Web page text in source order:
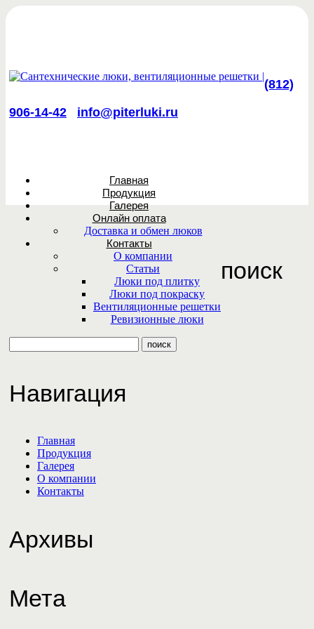
(812)
906-14-42
info@piterluki.ru
Главная
Продукция
Галерея
Онлайн оплата
Доставка и обмен люков
Контакты
О компании
Статьи
Люки под плитку
Люки под покраску
Вентиляционные решетки
Ревизионные люки
поиск
Навигация
Главная
Продукция
Галерея
О компании
Контакты
Архивы
Мета